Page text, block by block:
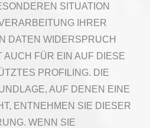
SITUATION
IHRER
DATEN WIDERSPRUCH
AUCH FÜR EIN AUF DIESE
PROFILING. DIE
AUF DENEN EINE
ENTNEHMEN SIE DIESER
WENN SIE